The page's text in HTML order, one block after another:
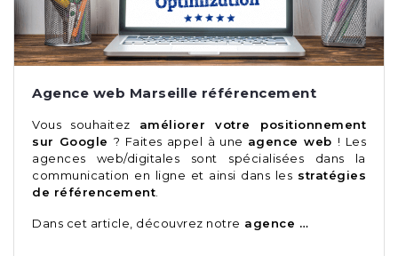
Agence web Marseille référencement
Vous souhaitez améliorer votre positionnement
sur Google ? Faites appel à une agence web ! Les
agences web/digitales sont spécialisées dans la
communication en ligne et ainsi dans les stratégies
de référencement.
Dans cet article, découvrez notre agence …